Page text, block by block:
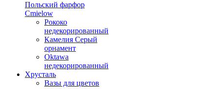
Польский фарфор
Сmielow
Рококо
недекорированный
Камелия Серый
орнамент
Oktawa
недекорированный
Хрусталь
Вазы для цветов